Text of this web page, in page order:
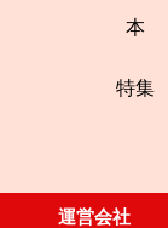
本
特集
運営会社